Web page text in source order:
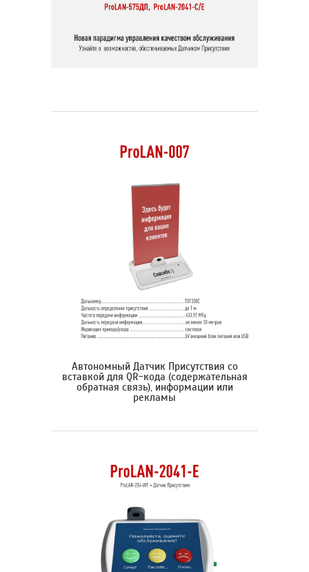
Автономный Датчик Присутствия со
вставкой для QR-кода (содержательная
обратная связь), информации или
рекламы